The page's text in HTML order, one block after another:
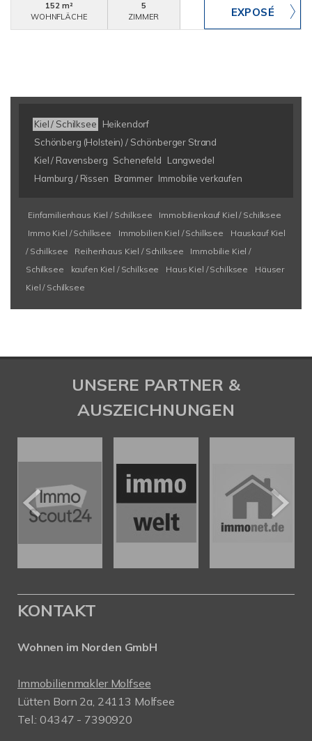
152 m²
WOHNFLÄCHE
5
ZIMMER
Kiel / Schilksee
Heikendorf
Schönberg (Holstein) / Schönberger Strand
Kiel / Ravensberg Schenefeld
Langwedel
Hamburg / Rissen
Brammer Immobilie verkaufen
Einfamilienhaus Kiel / Schilksee
Immobilienkauf Kiel / Schilksee
Immo Kiel / Schilksee
Immobilien Kiel / Schilksee
Hauskauf Kiel
/ Schilksee
Reihenhaus Kiel / Schilksee
Immobilie Kiel /
Schilksee
kaufen Kiel / Schilksee Haus Kiel / Schilksee
Häuser
Kiel / Schilksee
UNSERE PARTNER &
AUSZEICHNUNGEN
KONTAKT
Wohnen im Norden GmbH
Immobilienmakler Molfsee
Lütten Born 2a, 24113 Molfsee
Tel.: 04347 - 7390920